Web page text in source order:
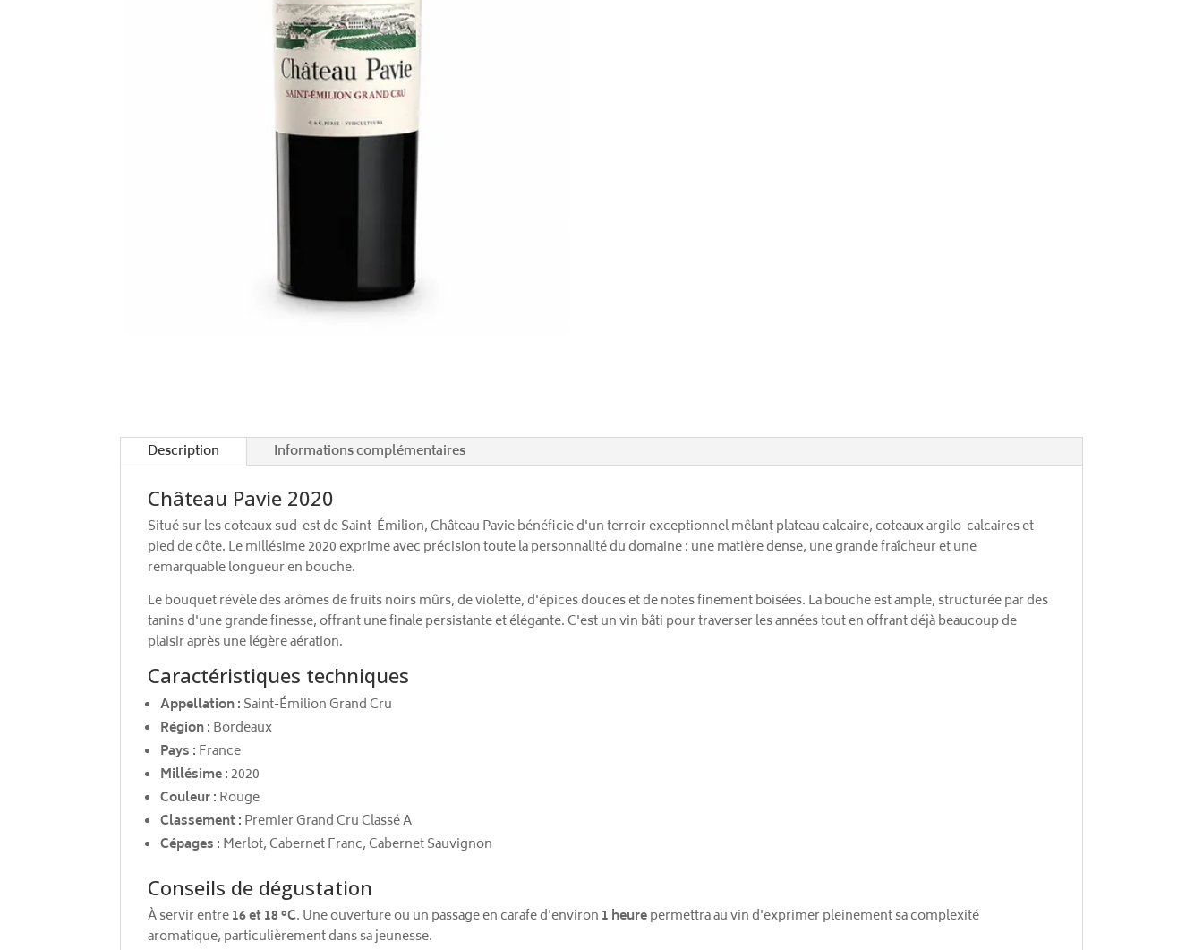
Description Informations complémentaires
Château Pavie 2020
Situé sur les coteaux sud-est de Saint-Émilion, Château Pavie bénéficie d'un terroir exceptionnel mêlant plateau calcaire, coteaux argilo-calcaires et
pied de côte. Le millésime 2020 exprime avec précision toute la personnalité du domaine : une matière dense, une grande fraîcheur et une
remarquable longueur en bouche.
Le bouquet révèle des arômes de fruits noirs mûrs, de violette, d'épices douces et de notes finement boisées. La bouche est ample, structurée par des
tanins d'une grande finesse, offrant une finale persistante et élégante. C'est un vin bâti pour traverser les années tout en offrant déjà beaucoup de
plaisir après une légère aération.
Caractéristiques techniques
Appellation : Saint-Émilion Grand Cru
Région : Bordeaux
Pays : France
Millésime :2020
Couleur : Rouge
Classement : Premier Grand Cru Classé A
Cépages : Merlot, Cabernet Franc, Cabernet Sauvignon
Conseils de dégustation
À servir entre16 et 18 °C. Une ouverture ou un passage en carafe d'environ 1 heurepermettra au vin d'exprimer pleinement sa complexité
aromatique, particulièrement dans sa jeunesse.